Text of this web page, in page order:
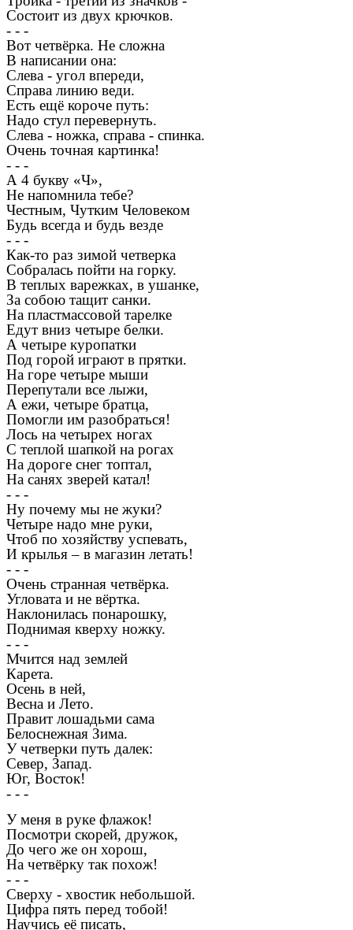
Состоит из двух крючков.
- - -
Вот четвёрка. Не сложна
В написании она:
Слева - угол впереди,
Справа линию веди.
Есть ещё короче путь:
Надо стул перевернуть.
Слева - ножка, справа - спинка.
Очень точная картинка!
- - -
А 4 букву «Ч»,
Не напомнила тебе?
Честным, Чутким Человеком
Будь всегда и будь везде
- - -
Как-то раз зимой четверка
Собралась пойти на горку.
В теплых варежках, в ушанке,
За собою тащит санки.
На пластмассовой тарелке
Едут вниз четыре белки.
А четыре куропатки
Под горой играют в прятки.
На горе четыре мыши
Перепутали все лыжи,
А ежи, четыре братца,
Помогли им разобраться!
Лось на четырех ногах
С теплой шапкой на рогах
На дороге снег топтал,
На санях зверей катал!
- - -
Ну почему мы не жуки?
Четыре надо мне руки,
Чтоб по хозяйству успевать,
И крылья – в магазин летать!
- - -
Очень странная четвёрка.
Угловата и не вёртка.
Наклонилась понарошку,
Поднимая кверху ножку.
- - -
Мчится над землей
Карета.
Осень в ней,
Весна и Лето.
Правит лошадьми сама
Белоснежная Зима.
У четверки путь далек:
Север, Запад.
Юг, Восток!
- - -
У меня в руке флажок!
Посмотри скорей, дружок,
До чего же он хорош,
На четвёрку так похож!
- - -
Сверху - хвостик небольшой.
Цифра пять перед тобой!
Научись её писать,